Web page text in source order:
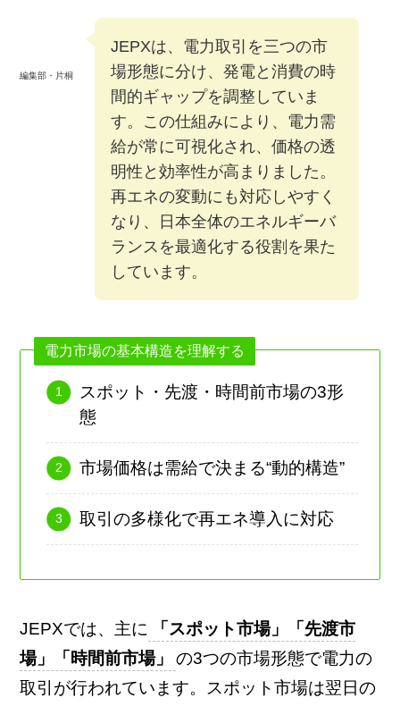
編集部・片桐
JEPXは、電力取引を三つの市
場形態に分け、発電と消費の時
間的ギャップを調整していま
す。この仕組みにより、電力需
給が常に可視化され、価格の透
明性と効率性が高まりました。
再エネの変動にも対応しやすく
なり、日本全体のエネルギーバ
ランスを最適化する役割を果た
しています。
電力市場の基本構造を理解する
スポット・先渡・時間前市場の3形
態
市場価格は需給で決まる“動的構造”
取引の多様化で再エネ導入に対応
JEPXでは、主に
「スポット市場」「先渡市
場」「時間前市場」
の3つの市場形態で電力の
取引が行われています。スポット市場は翌日の